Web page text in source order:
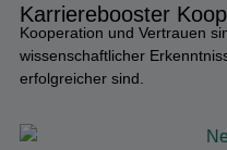
Karriere­booster
Kooperation und Vertrauen
wissenschaftlicher
erfolgreicher sind.